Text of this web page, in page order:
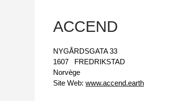
ACCEND
NYGÅRDSGATA 33
1607
FREDRIKSTAD
Norvège
Site Web: www.accend.earth